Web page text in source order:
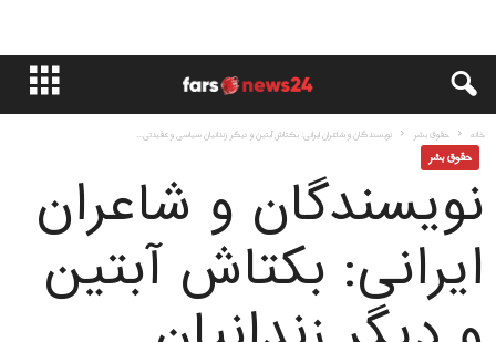
خانه حقوق بشر نویسندگان و شاعران ایرانی: بکتاش آبتین و دیگر زندانیان سیاسی و عقیدتی...
حقوق بشر
نویسندگان و شاعران
ایرانی: بکتاش آبتین